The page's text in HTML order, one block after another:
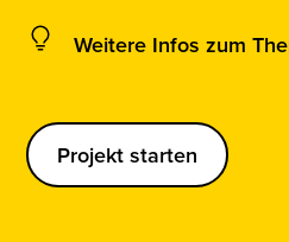
Weitere Infos zum
Projekt starten